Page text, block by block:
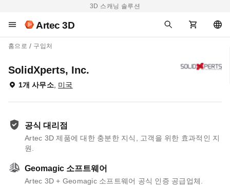
3D 스캐닝 솔루션
Artec 3D
홈으로 구입처
SolidXperts, Inc.
1개 사무소, 미국
공식 대리점
Artec 3D 제품에 대한 충분한 지식, 고객을 위한 효과적인 지
원.
Geomagic 소프트웨어
Artec 3D + Geomagic 소프트웨어 공식 인증 공급업체.